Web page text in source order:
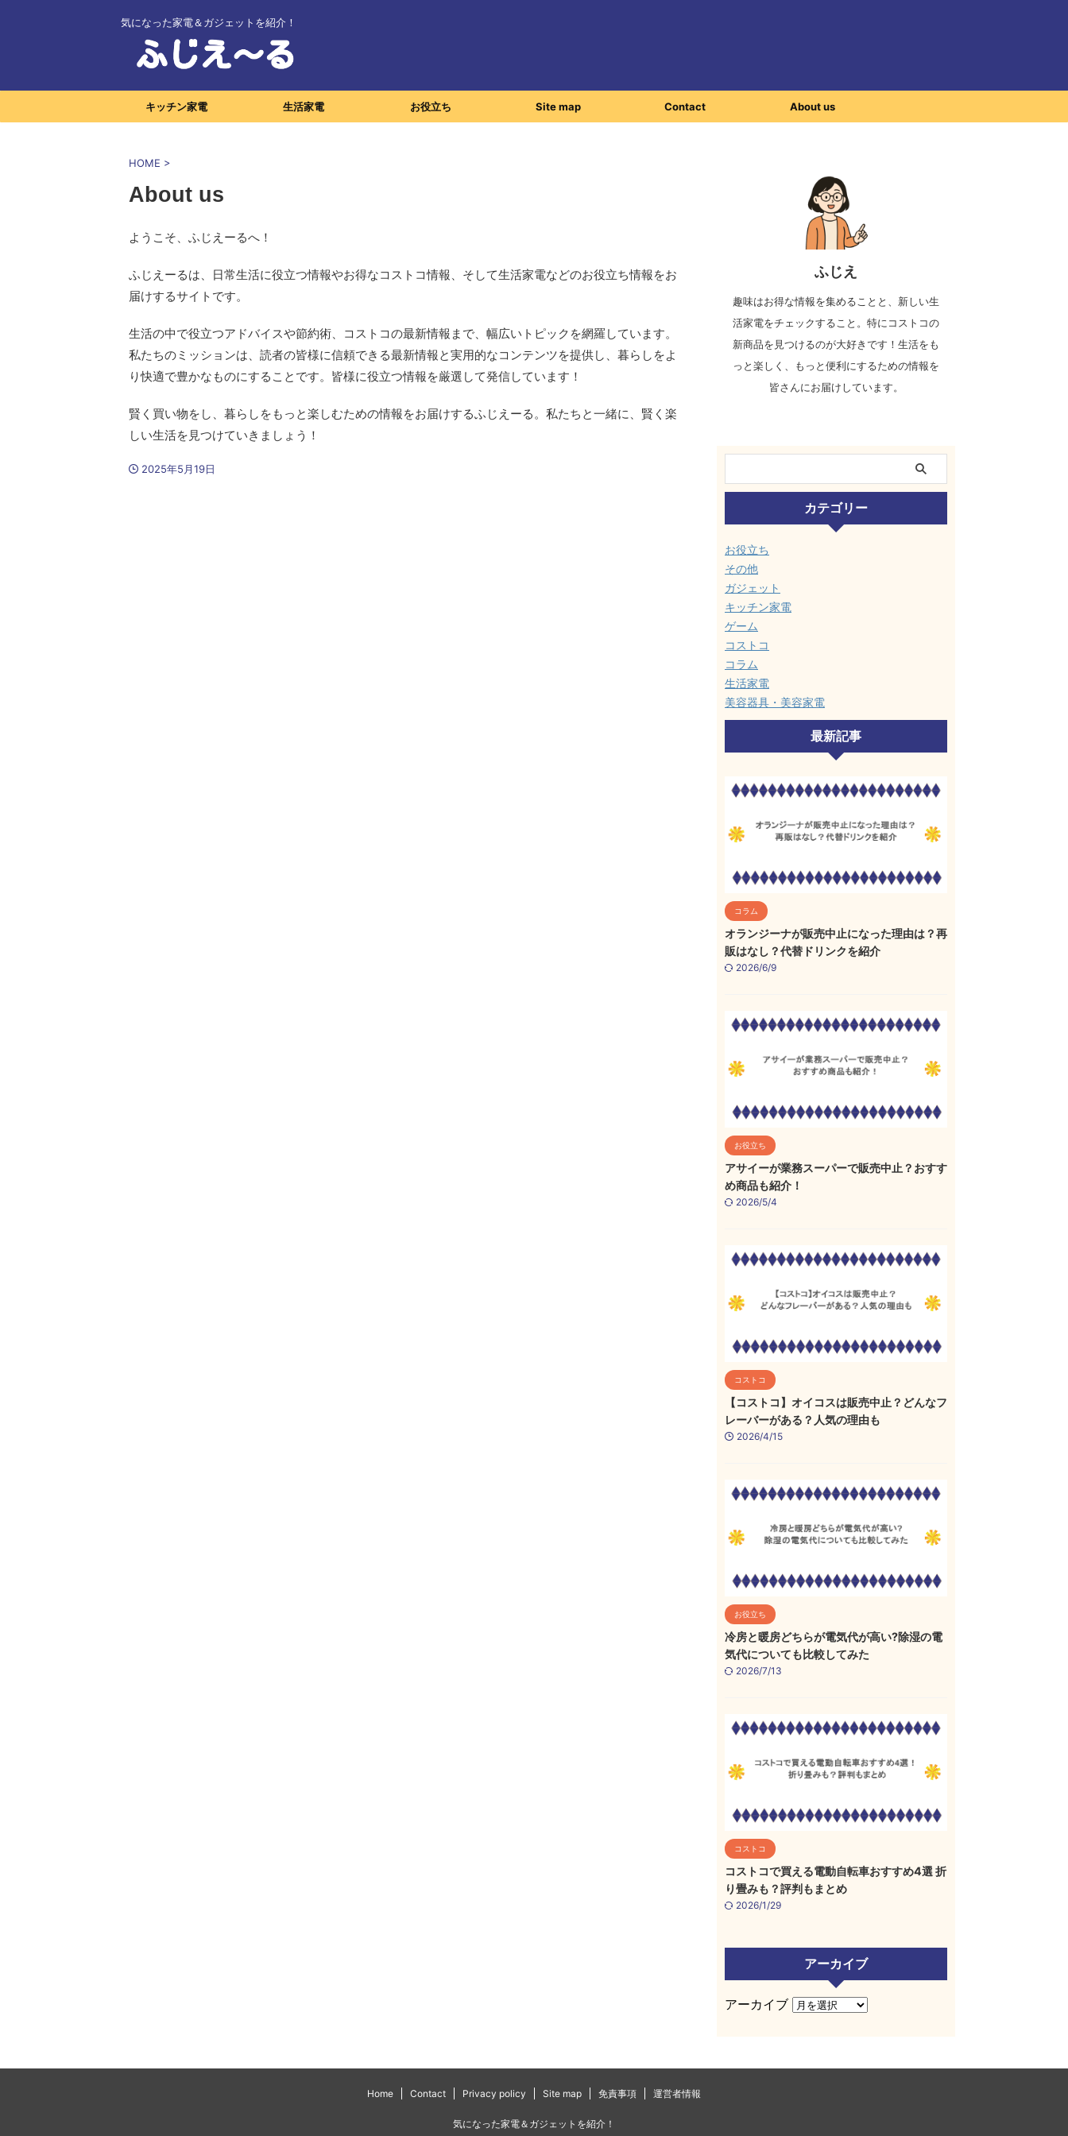
気になった家電＆ガジェットを紹介！
キッチン家電 生活家電 お役立ち Site map Contact About us
HOME >
About us
ようこそ、ふじえーるへ！
ふじえーるは、日常生活に役立つ情報やお得なコストコ情報、そして生活家電などのお役立ち情報をお
届けするサイトです。
生活の中で役立つアドバイスや節約術、コストコの最新情報まで、幅広いトピックを網羅しています。
私たちのミッションは、読者の皆様に信頼できる最新情報と実用的なコンテンツを提供し、暮らしをよ
り快適で豊かなものにすることです。皆様に役立つ情報を厳選して発信しています！
賢く買い物をし、暮らしをもっと楽しむための情報をお届けするふじえーる。私たちと一緒に、賢く楽
しい生活を見つけていきましょう！
2025年5月19日
ふじえ
趣味はお得な情報を集めることと、新しい生
活家電をチェックすること。特にコストコの
新商品を見つけるのが大好きです！生活をも
っと楽しく、もっと便利にするための情報を
皆さんにお届けしています。
カテゴリー
お役立ち
その他
ガジェット
キッチン家電
ゲーム
コストコ
コラム
生活家電
美容器具・美容家電
最新記事
コラム
オランジーナが販売中止になった理由は？再
販はなし？代替ドリンクを紹介
2026/6/9
お役立ち
アサイーが業務スーパーで販売中止？おすす
め商品も紹介！
2026/5/4
コストコ
【コストコ】オイコスは販売中止？どんなフ
レーバーがある？人気の理由も
2026/4/15
お役立ち
冷房と暖房どちらが電気代が高い?除湿の電
気代についても比較してみた
2026/7/13
コストコ
コストコで買える電動自転車おすすめ4選 折
り畳みも？評判もまとめ
2026/1/29
アーカイブ
アーカイブ
Home Contact Privacy policy Site map 免責事項 運営者情報
気になった家電＆ガジェットを紹介！